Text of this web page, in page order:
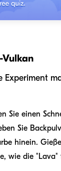
Vulkan
Experiment
Sie einen
Sie
hinein.
wie die "Lava"